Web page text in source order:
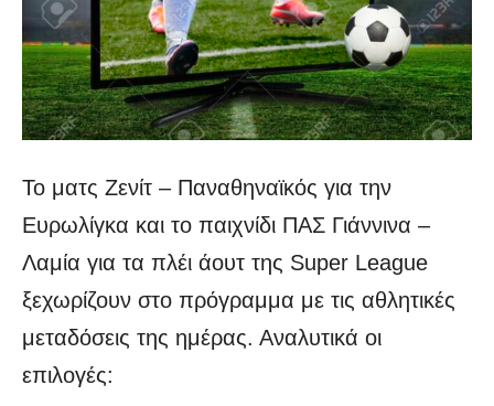
Το ματς Ζενίτ – Παναθηναϊκός για την
Ευρωλίγκα και το παιχνίδι ΠΑΣ Γιάννινα –
Λαμία για τα πλέι άουτ της Super League
ξεχωρίζουν στο πρόγραμμα με τις αθλητικές
μεταδόσεις της ημέρας. Αναλυτικά οι
επιλογές: